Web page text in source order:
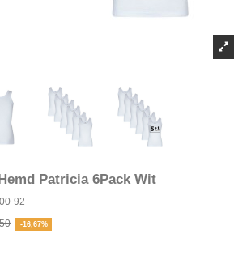
Patricia 6Pack Wit
92
-16,67%